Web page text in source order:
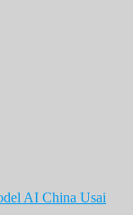
AI China Usai